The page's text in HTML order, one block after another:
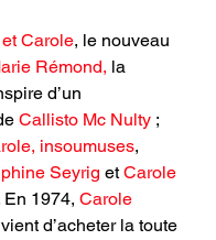
Carole, le nouveau
Rémond, la
d’un
Callisto Mc Nulty ;
insoumuses,
Seyrig et Carole
En 1974, Carole
vient d’acheter la toute